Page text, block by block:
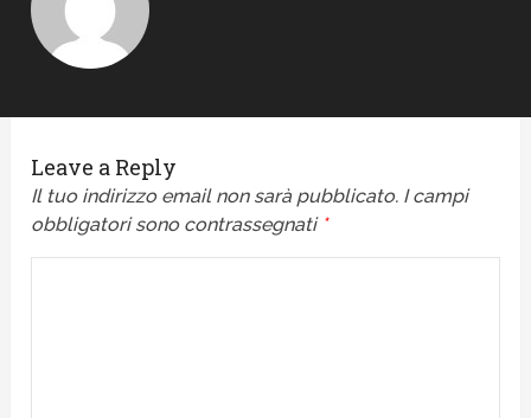
Leave a Reply
Il tuo indirizzo email non sarà pubblicato. I campi
obbligatori sono contrassegnati *